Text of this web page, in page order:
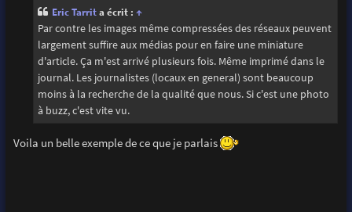
Eric Tarrita écrit : ↑
Par contre les images même compressées des réseaux peuvent
largement suffire aux médias pour en faire une miniature
d'article. Ça m'est arrivé plusieurs fois. Même imprimé dans le
journal. Les journalistes (locaux en general) sont beaucoup
moins à la recherche de la qualité que nous. Si c'est une photo
à buzz, c'est vite vu.
Voila un belle exemple de ce que je parlais